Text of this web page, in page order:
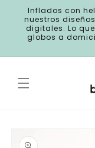
directamente
al contenido
Inflados con
nuestros
digitales. Lo
globos a
a la